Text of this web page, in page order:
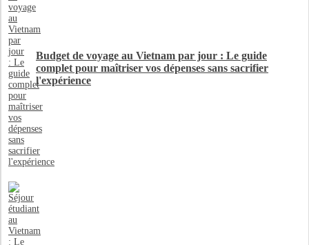
Budget de voyage au Vietnam par jour : Le guide
complet pour maîtriser vos dépenses sans sacrifier
l'expérience